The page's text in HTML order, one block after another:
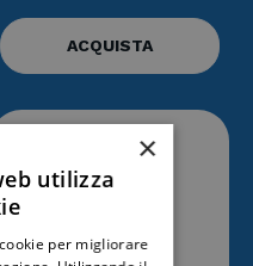
ACQUISTA
×
utilizza
per migliorare